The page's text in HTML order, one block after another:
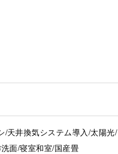
/天井換気システム導入/太陽光/
面/寝室和室/国産畳